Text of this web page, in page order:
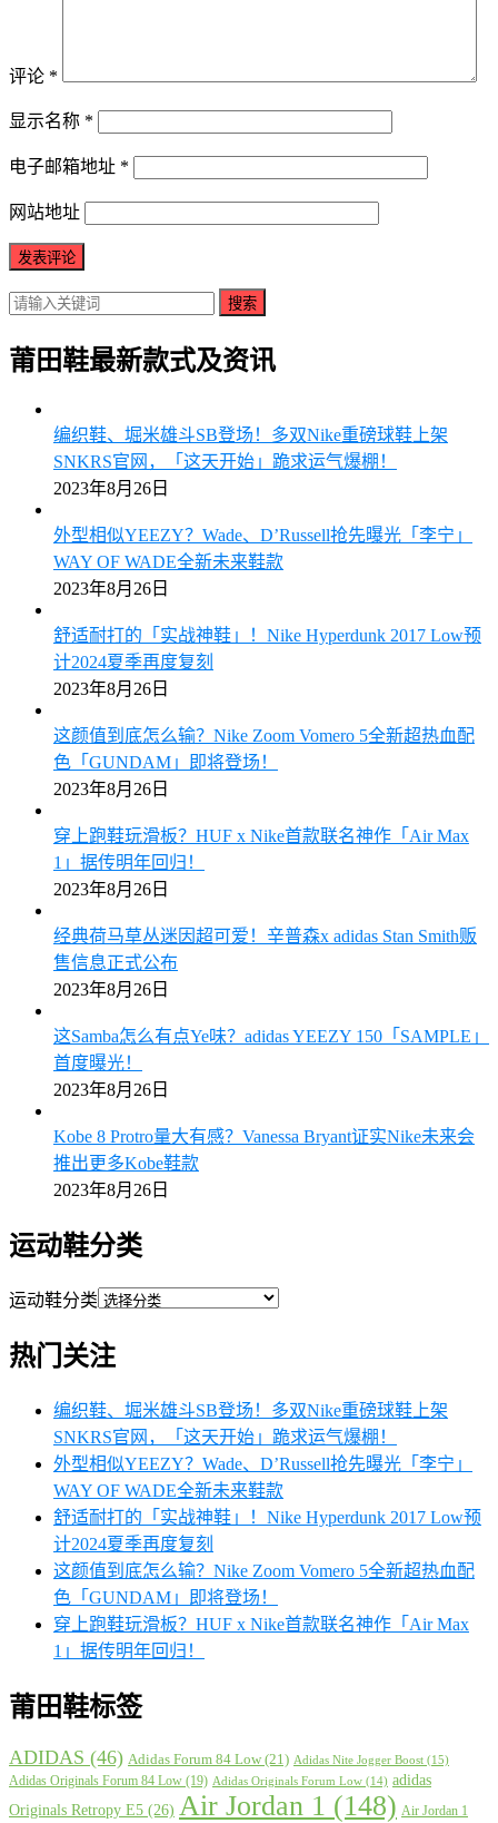
评论 *
显示名称 *
电子邮箱地址 *
网站地址
搜索
莆田鞋最新款式及资讯
编织鞋、堀米雄斗SB登场！多双Nike重磅球鞋上架
SNKRS官网，「这天开始」跪求运气爆棚！
2023年8月26日
外型相似YEEZY？Wade、D’Russell抢先曝光「李宁」
WAY OF WADE全新未来鞋款
2023年8月26日
舒适耐打的「实战神鞋」！Nike Hyperdunk 2017 Low预
计2024夏季再度复刻
2023年8月26日
这颜值到底怎么输？Nike Zoom Vomero 5全新超热血配
色「GUNDAM」即将登场！
2023年8月26日
穿上跑鞋玩滑板？HUF x Nike首款联名神作「Air Max
1」据传明年回归！
2023年8月26日
经典荷马草丛迷因超可爱！辛普森x adidas Stan Smith贩
售信息正式公布
2023年8月26日
这Samba怎么有点Ye味？adidas YEEZY 150「SAMPLE」
首度曝光！
2023年8月26日
Kobe 8 Protro量大有感？Vanessa Bryant证实Nike未来会
推出更多Kobe鞋款
2023年8月26日
运动鞋分类
运动鞋分类
热门关注
编织鞋、堀米雄斗SB登场！多双Nike重磅球鞋上架
SNKRS官网，「这天开始」跪求运气爆棚！
外型相似YEEZY？Wade、D’Russell抢先曝光「李宁」
WAY OF WADE全新未来鞋款
舒适耐打的「实战神鞋」！Nike Hyperdunk 2017 Low预
计2024夏季再度复刻
这颜值到底怎么输？Nike Zoom Vomero 5全新超热血配
色「GUNDAM」即将登场！
穿上跑鞋玩滑板？HUF x Nike首款联名神作「Air Max
1」据传明年回归！
莆田鞋标签
ADIDAS (46) Adidas Forum 84 Low (21) Adidas Nite Jogger Boost (15)
Adidas Originals Forum 84 Low (19) Adidas Originals Forum Low (14) adidas
Originals Retropy E5 (26) Air Jordan 1 (148) Air Jordan 1